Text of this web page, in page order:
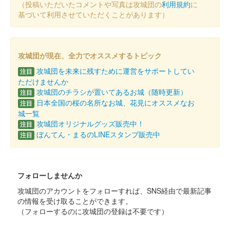
（投稿いただいたコメントや写真は攻城団の利用規約に
基づいて利用させていただくことがあります）
攻城団が現在、全力でオススメするトピック
注目 攻城団を未来に残すために運営をサポートしてい
ただけませんか
注目 攻城団のチラシが置いてあるお城（随時更新）
注目
日本全国の桜の名所なお城、花見にオススメなお
城一覧
注目 攻城団オリジナルグッズ販売中！
注目 ぼんてん・まるのLINEスタンプ販売中
フォローしませんか
攻城団のアカウントをフォローすれば、SNS経由で最新記事
の情報を受け取ることができます。
（フォローするのに攻城団の登録は不要です）